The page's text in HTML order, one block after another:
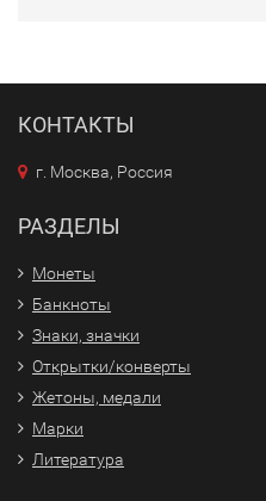
КОНТАКТЫ
г. Москва, Россия
РАЗДЕЛЫ
Монеты
Банкноты
Знаки, значки
Открытки/конверты
Жетоны, медали
Марки
Литература